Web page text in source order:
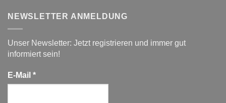
NEWSLETTER ANMELDUNG
Unser Newsletter: Jetzt registrieren und immer gut
informiert sein!
E-Mail *